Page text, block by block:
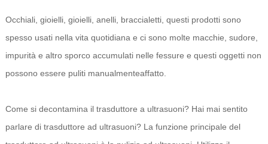
Occhiali, gioielli, gioielli, anelli, braccialetti, questi prodotti sono
spesso usati nella vita quotidiana e ci sono molte macchie, sudore,
impurità e altro sporco accumulati nelle fessure e questi oggetti non
possono essere puliti manualmenteaffatto.
Come si decontamina il trasduttore a ultrasuoni? Hai mai sentito
parlare di trasduttore ad ultrasuoni? La funzione principale del